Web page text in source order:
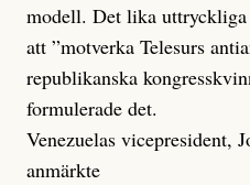
modell. Det lika
att ”motverka Telesurs
republikanska
formulerade det.
Venezuelas vicepresident,
anmärkte